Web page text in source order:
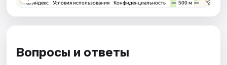
Вопросы и ответы